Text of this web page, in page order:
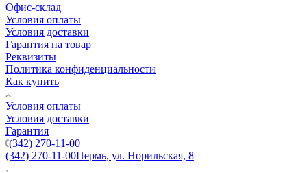
Офис-склад
Условия оплаты
Условия доставки
Гарантия на товар
Реквизиты
Политика конфиденциальности
Как купить
Условия оплаты
Условия доставки
Гарантия
(342) 270-11-00
(342) 270-11-00Пермь, ул. Норильская, 8